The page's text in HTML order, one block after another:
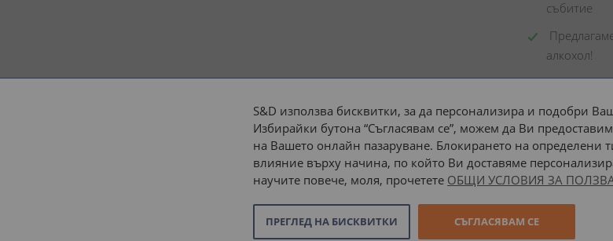
събитие
алкохол!
Доставка до
S&D използва бисквитки, за да персонализира и подобри
Избирайки бутона “Съгласявам се”, можем да Ви
на Вашето онлайн пазаруване. Блокирането на определени
влияние върху начина, по който Ви доставяме
научите повече, моля, прочетете ОБЩИ УСЛОВИЯ ЗА
СЪГЛАСЯВАМ СЕ
ПРЕГЛЕД НА БИСКВИТКИ